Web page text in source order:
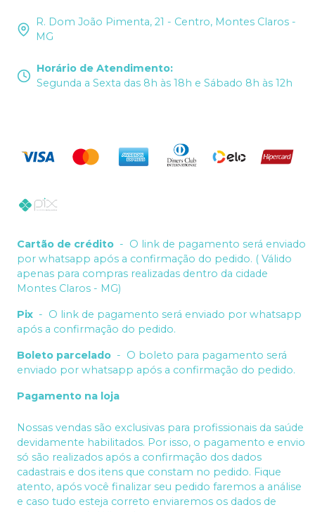
R. Dom João Pimenta, 21 - Centro, Montes Claros -
MG
Horário de Atendimento:
Segunda a Sexta das 8h às 18h e Sábado 8h às 12h
Cartão de crédito - O link de pagamento será enviado
por whatsapp após a confirmação do pedido. ( Válido
apenas para compras realizadas dentro da cidade
Montes Claros - MG)
Pix - O link de pagamento será enviado por whatsapp
após a confirmação do pedido.
Boleto parcelado - O boleto para pagamento será
enviado por whatsapp após a confirmação do pedido.
Pagamento na loja
Nossas vendas são exclusivas para profissionais da saúde
devidamente habilitados. Por isso, o pagamento e envio
só são realizados após a confirmação dos dados
cadastrais e dos itens que constam no pedido. Fique
atento, após você finalizar seu pedido faremos a análise
e caso tudo esteja correto enviaremos os dados de